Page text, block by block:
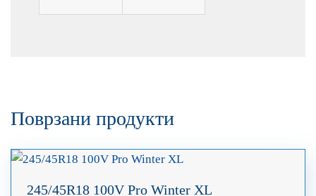
Поврзани продукти
245/45R18 100V Pro Winter XL